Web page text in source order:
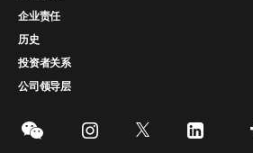
企业责任
历史
投资者关系
公司领导层